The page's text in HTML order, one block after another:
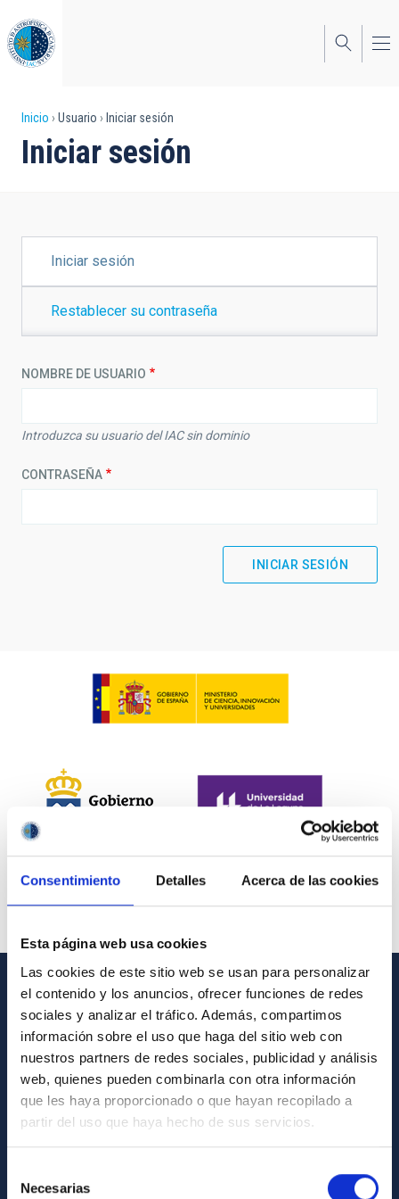
Consentimiento Detalles Acerca de las cookies
Esta página web usa cookies
Las cookies de este sitio web se usan para personalizar
el contenido y los anuncios, ofrecer funciones de redes
sociales y analizar el tráfico. Además, compartimos
información sobre el uso que haga del sitio web con
nuestros partners de redes sociales, publicidad y análisis
web, quienes pueden combinarla con otra información
que les haya proporcionado o que hayan recopilado a
partir del uso que haya hecho de sus servicios.
Necesarias
al
contenido
principal
Sobrescribir
enlaces
la
navegación
Inicio Usuario Iniciar sesión
Iniciar sesión
PRINCIPALES
Iniciar sesión
Restablecer su contraseña
NOMBRE DE USUARIO
Introduzca su usuario del IAC sin dominio
CONTRASEÑA
INFORMACIÓN GENERAL
Contacto
Cómo llegar al IAC
Directorio de personal
Biblioteca